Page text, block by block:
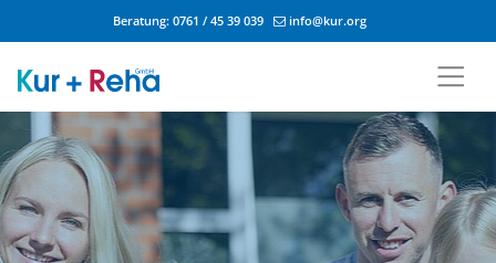
Beratung: 0761 / 45 39 039 info@kur.org